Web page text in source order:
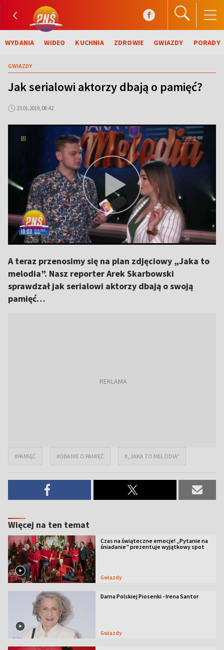
WYDANIA WIDEO KUCHNIA ZDROWIE GWIAZDY PORADY
GWIAZDY
Jak serialowi aktorzy dbają o pamięć?
23.01.2019, 08:42
A teraz przenosimy się na plan zdjęciowy „Jaka to
melodia”. Nasz reporter Arek Skarbowski
sprawdzał jak serialowi aktorzy dbają o swoją
pamięć…
#PAMIĘĆ #DBANIE O PAMIĘĆ #„JAKA TO MELODIA”
Więcej na ten temat
Czas na świąteczne emocje! „Pytanie na
śniadanie” prezentuje wyjątkowy spot
Gwiazdy
Dama Polskiej Piosenki - Irena Santor
Gwiazdy